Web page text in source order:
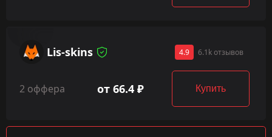
Lis-skins 4.9 6.1k отзывов
2 оффера от 66.4 ₽ Купить